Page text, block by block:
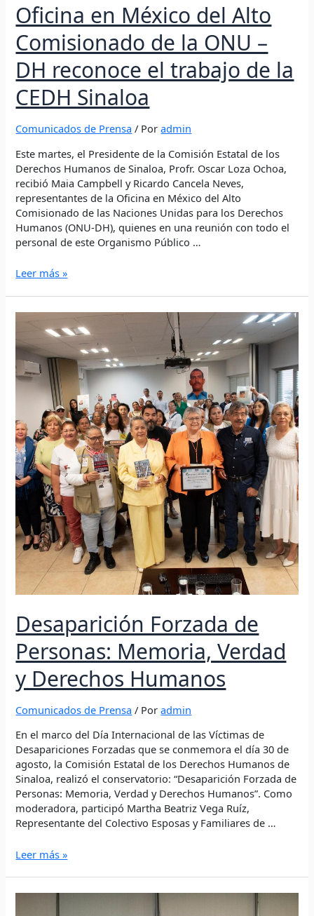
Oficina en México del Alto
Comisionado de la ONU –
DH reconoce el trabajo de la
CEDH Sinaloa
Comunicados de Prensa / Poradmin
Este martes, el Presidente de la Comisión Estatal de los
Derechos Humanos de Sinaloa, Profr. Oscar Loza Ochoa,
recibió Maia Campbell y Ricardo Cancela Neves,
representantes de la Oficina en México del Alto
Comisionado de las Naciones Unidas para los Derechos
Humanos (ONU-DH), quienes en una reunión con todo el
personal de este Organismo Público …
Leer más »
Desaparición Forzada de
Personas: Memoria, Verdad
y Derechos Humanos
Comunicados de Prensa / Poradmin
En el marco del Día Internacional de las Víctimas de
Desapariciones Forzadas que se conmemora el día 30 de
agosto, la Comisión Estatal de los Derechos Humanos de
Sinaloa, realizó el conservatorio: “Desaparición Forzada de
Personas: Memoria, Verdad y Derechos Humanos”. Como
moderadora, participó Martha Beatriz Vega Ruíz,
Representante del Colectivo Esposas y Familiares de …
Desaparición
Forzada
de
Personas:
Memoria,
Verdad
Derechos
Humanos
Leer más »